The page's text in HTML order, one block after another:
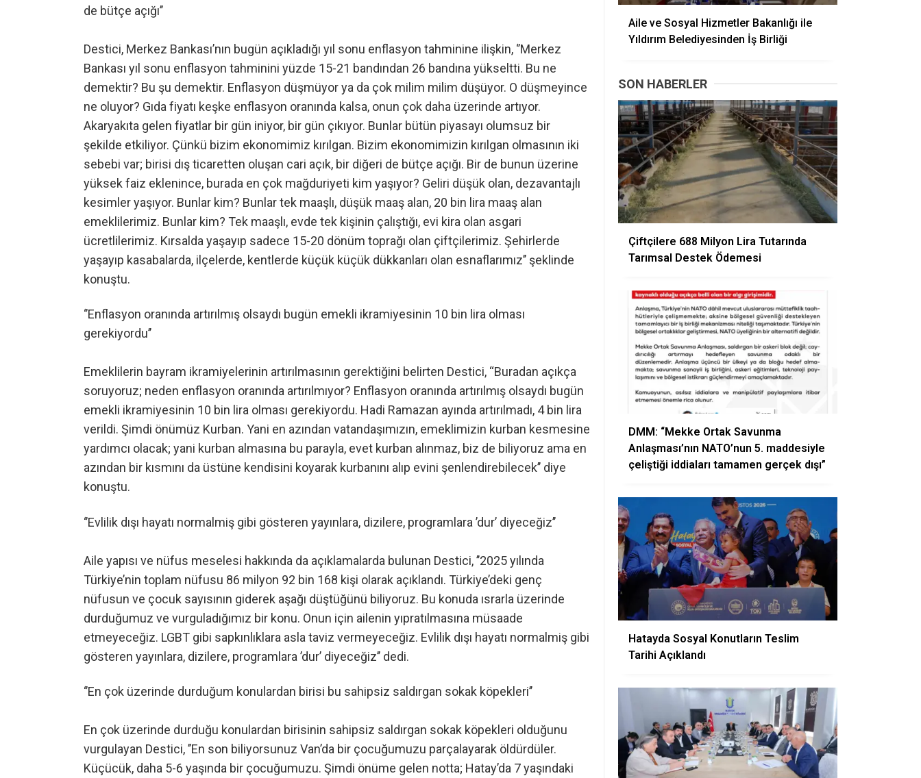
de bütçe açığı’’
Destici, Merkez Bankası’nın bugün açıkladığı yıl sonu enflasyon tahminine ilişkin, ‘’Merkez
Bankası yıl sonu enflasyon tahminini yüzde 15-21 bandından 26 bandına yükseltti. Bu ne
demektir? Bu şu demektir. Enflasyon düşmüyor ya da çok milim milim düşüyor. O düşmeyince
ne oluyor? Gıda fiyatı keşke enflasyon oranında kalsa, onun çok daha üzerinde artıyor.
Akaryakıta gelen fiyatlar bir gün iniyor, bir gün çıkıyor. Bunlar bütün piyasayı olumsuz bir
şekilde etkiliyor. Çünkü bizim ekonomimiz kırılgan. Bizim ekonomimizin kırılgan olmasının iki
sebebi var; birisi dış ticaretten oluşan cari açık, bir diğeri de bütçe açığı. Bir de bunun üzerine
yüksek faiz eklenince, burada en çok mağduriyeti kim yaşıyor? Geliri düşük olan, dezavantajlı
kesimler yaşıyor. Bunlar kim? Bunlar tek maaşlı, düşük maaş alan, 20 bin lira maaş alan
emeklilerimiz. Bunlar kim? Tek maaşlı, evde tek kişinin çalıştığı, evi kira olan asgari
ücretlilerimiz. Kırsalda yaşayıp sadece 15-20 dönüm toprağı olan çiftçilerimiz. Şehirlerde
yaşayıp kasabalarda, ilçelerde, kentlerde küçük küçük dükkanları olan esnaflarımız’’ şeklinde
konuştu.
‘’Enflasyon oranında artırılmış olsaydı bugün emekli ikramiyesinin 10 bin lira olması
gerekiyordu’’
Emeklilerin bayram ikramiyelerinin artırılmasının gerektiğini belirten Destici, “Buradan açıkça
soruyoruz; neden enflasyon oranında artırılmıyor? Enflasyon oranında artırılmış olsaydı bugün
emekli ikramiyesinin 10 bin lira olması gerekiyordu. Hadi Ramazan ayında artırılmadı, 4 bin lira
verildi. Şimdi önümüz Kurban. Yani en azından vatandaşımızın, emeklimizin kurban kesmesine
yardımcı olacak; yani kurban almasına bu parayla, evet kurban alınmaz, biz de biliyoruz ama en
azından bir kısmını da üstüne kendisini koyarak kurbanını alıp evini şenlendirebilecek’’ diye
konuştu.
‘’Evlilik dışı hayatı normalmiş gibi gösteren yayınlara, dizilere, programlara ’dur’ diyeceğiz’’
Aile yapısı ve nüfus meselesi hakkında da açıklamalarda bulunan Destici, ’’2025 yılında
Türkiye’nin toplam nüfusu 86 milyon 92 bin 168 kişi olarak açıklandı. Türkiye’deki genç
nüfusun ve çocuk sayısının giderek aşağı düştüğünü biliyoruz. Bu konuda ısrarla üzerinde
durduğumuz ve vurguladığımız bir konu. Onun için ailenin yıpratılmasına müsaade
etmeyeceğiz. LGBT gibi sapkınlıklara asla taviz vermeyeceğiz. Evlilik dışı hayatı normalmiş gibi
gösteren yayınlara, dizilere, programlara ’dur’ diyeceğiz’’ dedi.
‘’En çok üzerinde durduğum konulardan birisi bu sahipsiz saldırgan sokak köpekleri’’
En çok üzerinde durduğu konulardan birisinin sahipsiz saldırgan sokak köpekleri olduğunu
vurgulayan Destici, ’’En son biliyorsunuz Van’da bir çocuğumuzu parçalayarak öldürdüler.
Küçücük, daha 5-6 yaşında bir çocuğumuzu. Şimdi önüme gelen notta; Hatay’da 7 yaşındaki
Aile ve Sosyal Hizmetler Bakanlığı ile
Yıldırım Belediyesinden İş Birliği
SON HABERLER
Çiftçilere 688 Milyon Lira Tutarında
Tarımsal Destek Ödemesi
DMM: “Mekke Ortak Savunma
Anlaşması’nın NATO’nun 5. maddesiyle
çeliştiği iddiaları tamamen gerçek dışı”
Hatayda Sosyal Konutların Teslim
Tarihi Açıklandı